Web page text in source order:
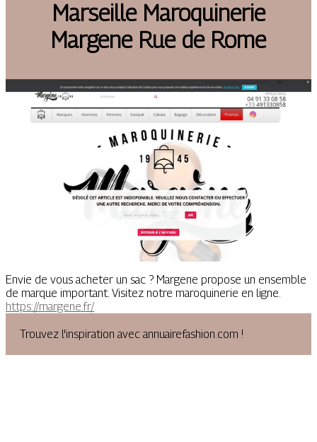
Marseille Maroquine­rie
Margene Rue de Rome
Envie de vous acheter un sac ? Margene propose un ensemble
de marque important. Visitez notre maroquinerie en ligne.
https://margene.fr/
Trouvez l'inspiration avec annuairefashion.com !